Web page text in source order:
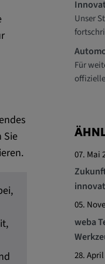
Sie
Unser
Für
07. Mai
05.
weba
28.